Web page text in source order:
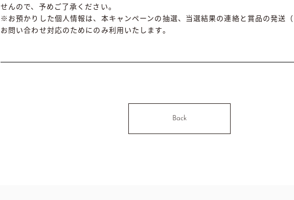
せんので、予めご了承ください。
※お預かりした個人情報は、本キャンペーンの抽選、当選結果の連絡と賞品の発送
お問い合わせ対応のためにのみ利用いたします。
Back